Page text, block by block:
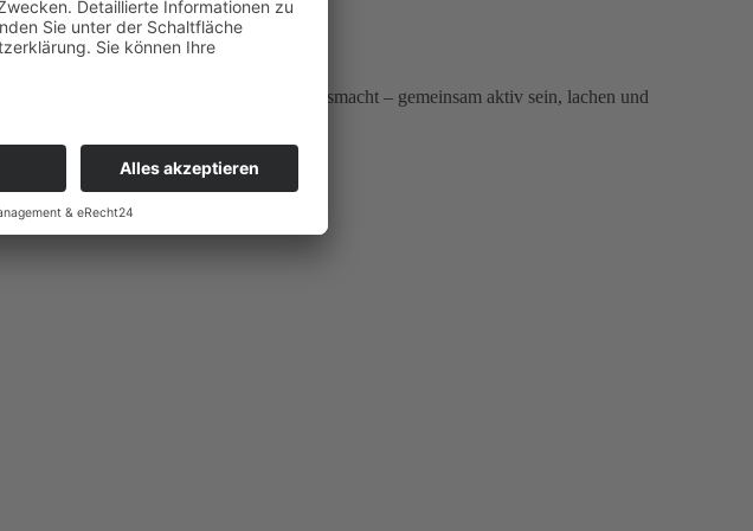
einmal mehr, was die Dachsfamilie ausmacht – gemeinsam aktiv sein, lachen und